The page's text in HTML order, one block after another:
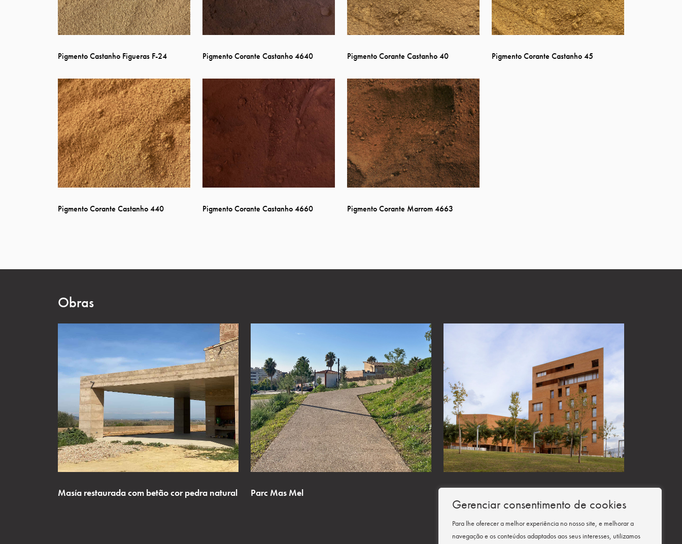
Gerenciar consentimento de cookies
Para lhe oferecer a melhor experiência no nosso site, e melhorar a
navegação e os conteúdos adaptados aos seus interesses, utilizamos
Pigmento Castanho Figueras F-24 Pigmento Corante Castanho 4640 Pigmento Corante Castanho 40 Pigmento Corante Castanho 45
Pigmento Corante Castanho 440 Pigmento Corante Castanho 4660 Pigmento Corante Marrom 4663
Obras
Masía restaurada com betão cor pedra natural Parc Mas Mel